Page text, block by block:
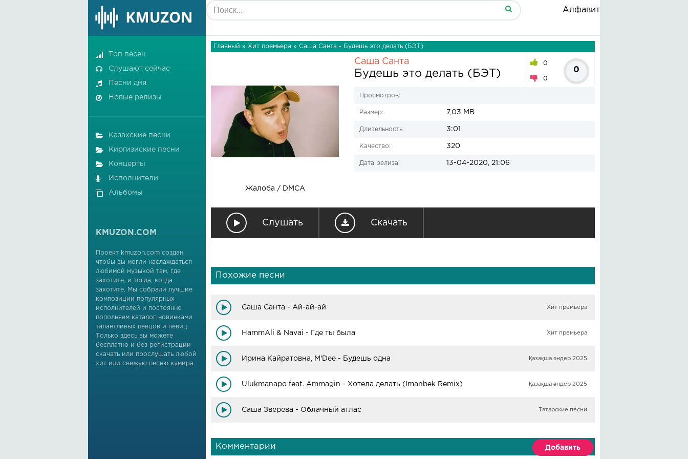
Алфавит
Главный » Хит премьера » Саша Санта - Будешь это делать (БЭТ)
Жалоба / DMCA
Саша Санта
Будешь это делать (БЭТ)
0
0
0
Просмотров:
Размер: 7,03 MB
Длительность: 3:01
Качество: 320
Дата релиза: 13-04-2020, 21:06
Слушать Скачать
Похожие песни
Саша Санта - Ай-ай-ай Хит премьера
HammAli & Navai - Где ты была Хит премьера
Ирина Кайратовна, M'Dee - Будешь одна Қазақша әндер 2025
Ulukmanapo feat. Ammagin - Хотела делать (Imanbek Remix) Қазақша әндер 2025
Саша Зверева - Облачный атлас Татарские песни
Комментарии Добавить
Топ песен
Слушают сейчас
Песни дня
Новые релизы
Казахские песни
Киргизиские песни
Концерты
Исполнители
Альбомы
KMUZON.COM
Проект kmuzon.com создан,
чтобы вы могли наслаждаться
любимой музыкой там, где
захотите, и тогда, когда
захотите. Мы собрали лучшие
композиции популярных
исполнителей и постоянно
пополняем каталог новинками
талантливых певцов и певиц.
Только здесь вы можете
бесплатно и без регистрации
скачать или прослушать любой
хит или свежую песню кумира.